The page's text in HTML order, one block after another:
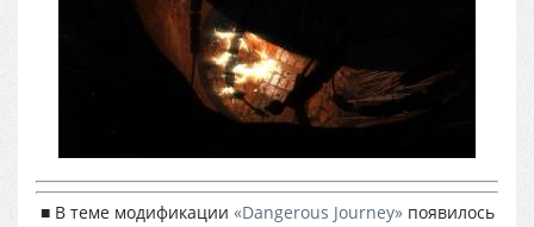
■ В теме модификации «Dangerous Journey» появилось